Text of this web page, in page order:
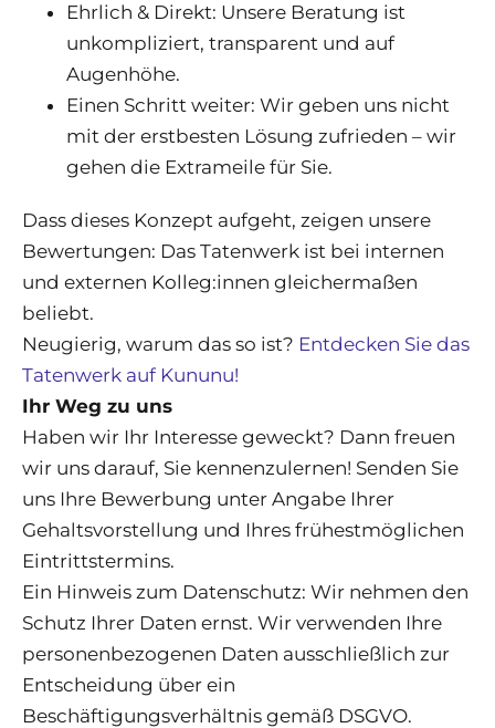
Ehrlich & Direkt: Unsere Beratung ist
unkompliziert, transparent und auf
Augenhöhe.
Einen Schritt weiter: Wir geben uns nicht
mit der erstbesten Lösung zufrieden – wir
gehen die Extrameile für Sie.
Dass dieses Konzept aufgeht, zeigen unsere
Bewertungen: Das Tatenwerk ist bei internen
und externen Kolleg:innen gleichermaßen
beliebt.
Neugierig, warum das so ist? Entdecken Sie das
Tatenwerk auf Kununu!
Ihr Weg zu uns
Haben wir Ihr Interesse geweckt? Dann freuen
wir uns darauf, Sie kennenzulernen! Senden Sie
uns Ihre Bewerbung unter Angabe Ihrer
Gehaltsvorstellung und Ihres frühestmöglichen
Eintrittstermins.
Ein Hinweis zum Datenschutz: Wir nehmen den
Schutz Ihrer Daten ernst. Wir verwenden Ihre
personenbezogenen Daten ausschließlich zur
Entscheidung über ein
Beschäftigungsverhältnis gemäß DSGVO.